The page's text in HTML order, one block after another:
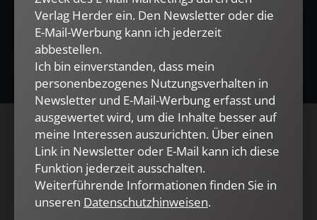
JETZT ANMELDEN
AGB und Widerrufsbelehrung Datenschutz
Barrierefreiheit Impressum
VERTRAG WIDERRUFEN ABO ONLINE KÜNDIGEN
Verlag Herder ein. Den Newsletter oder die
E-Mail-Werbung kann ich jederzeit
abbestellen.
Ich bin einverstanden, dass mein
personenbezogenes Nutzungsverhalten in
Newsletter und E-Mail-Werbung erfasst und
ausgewertet wird, um die Inhalte besser auf
meine Interessen auszurichten. Über einen
Link in Newsletter oder E-Mail kann ich diese
Funktion jederzeit ausschalten.
Weiterführende Informationen finden Sie in
unseren Datenschutzhinweisen.